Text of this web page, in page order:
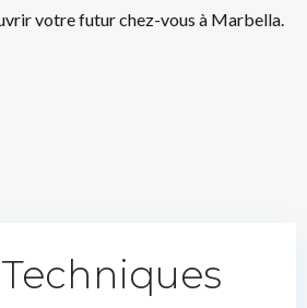
votre futur chez-vous à Marbella.